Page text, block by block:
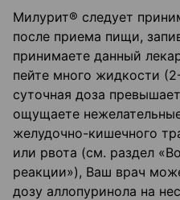
Милурит® следует
после приема пищи,
принимаете данный
пейте много жидкости
суточная доза
ощущаете
желудочно-кишечного
или рвота (см. раздел
реакции»), Ваш врач
дозу аллопуринола на